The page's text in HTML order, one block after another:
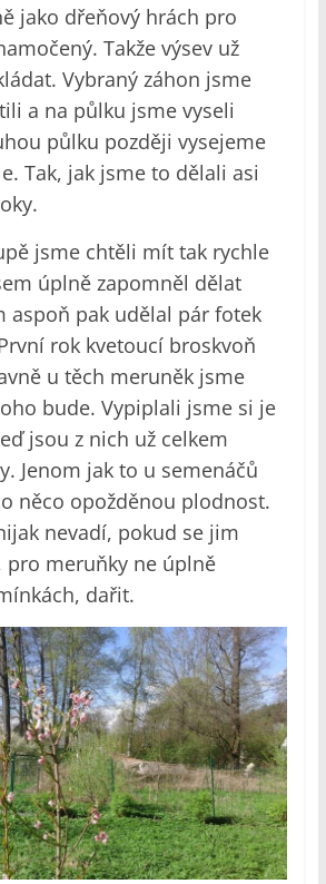
jako dřeňový hrách pro
Takže výsev už
Vybraný záhon jsme
a na půlku jsme vyseli
půlku později vysejeme
Tak, jak jsme to dělali asi
jsme chtěli mít tak rychle
úplně zapomněl dělat
aspoň pak udělal pár fotek
rok kvetoucí broskvoň
u těch meruněk jsme
bude. Vypiplali jsme si je
jsou z nich už celkem
Jenom jak to u semenáčů
něco opožděnou plodnost.
nevadí, pokud se jim
pro meruňky ne úplně
dařit.